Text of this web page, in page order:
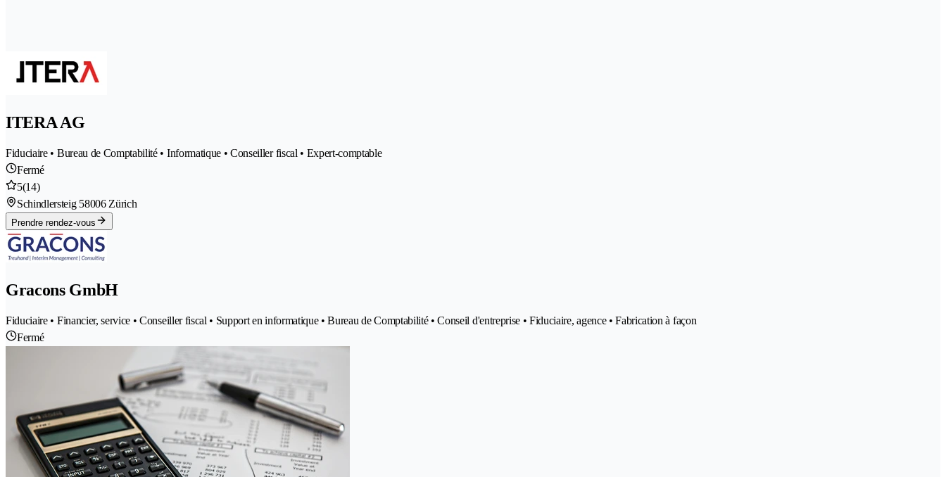
ITERA AG
Fiduciaire • Bureau de Comptabilité • Informatique • Conseiller fiscal • Expert-comptable
Fermé
5(14)
Schindlersteig 58006 Zürich
Prendre rendez-vous
Gracons GmbH
Fiduciaire • Financier, service • Conseiller fiscal • Support en informatique • Bureau de Comptabilité • Conseil d'entreprise • Fiduciaire, agence • Fabrication à façon
Fermé